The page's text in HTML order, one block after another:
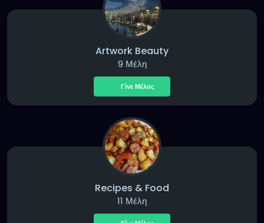
Artwork Beauty
9 Μέλη
Γίνε Μέλος
Recipes & Food
11 Μέλη